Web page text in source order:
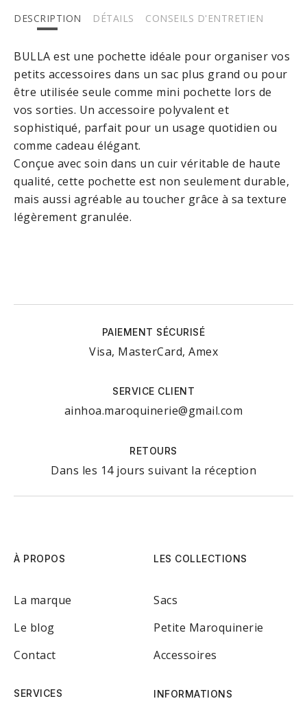
DESCRIPTION DÉTAILS CONSEILS D'ENTRETIEN
BULLA est une pochette idéale pour organiser vos
petits accessoires dans un sac plus grand ou pour
être utilisée seule comme mini pochette lors de
vos sorties. Un accessoire polyvalent et
sophistiqué, parfait pour un usage quotidien ou
comme cadeau élégant.
Conçue avec soin dans un cuir véritable de haute
qualité, cette pochette est non seulement durable,
mais aussi agréable au toucher grâce à sa texture
légèrement granulée.
PAIEMENT SÉCURISÉ
Visa, MasterCard, Amex
SERVICE CLIENT
ainhoa.maroquinerie@gmail.com
RETOURS
Dans les 14 jours suivant la réception
À PROPOS
La marque
Le blog
Contact
LES COLLECTIONS
Sacs
Petite Maroquinerie
Accessoires
SERVICES INFORMATIONS